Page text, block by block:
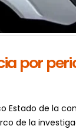
por
Estado de la
de la